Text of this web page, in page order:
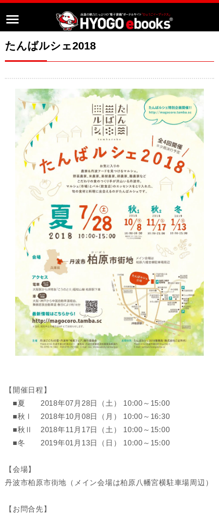
たんばルシェ2018
【開催日程】
■夏 2018年07月28日（土） 10:00～15:00
■秋Ⅰ 2018年10月08日（月） 10:00～16:30
■秋Ⅱ 2018年11月17日（土） 10:00～15:00
■冬 2019年01月13日（日） 10:00～15:00
【会場】
丹波市柏原市街地（メイン会場は柏原八幡宮横駐車場周辺）
【お問合先】